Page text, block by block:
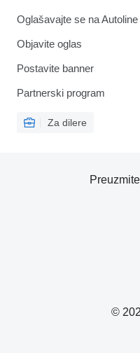
Oglašavajte se na Autoline
Objavite oglas
Postavite banner
Partnerski program
Za dilere
©